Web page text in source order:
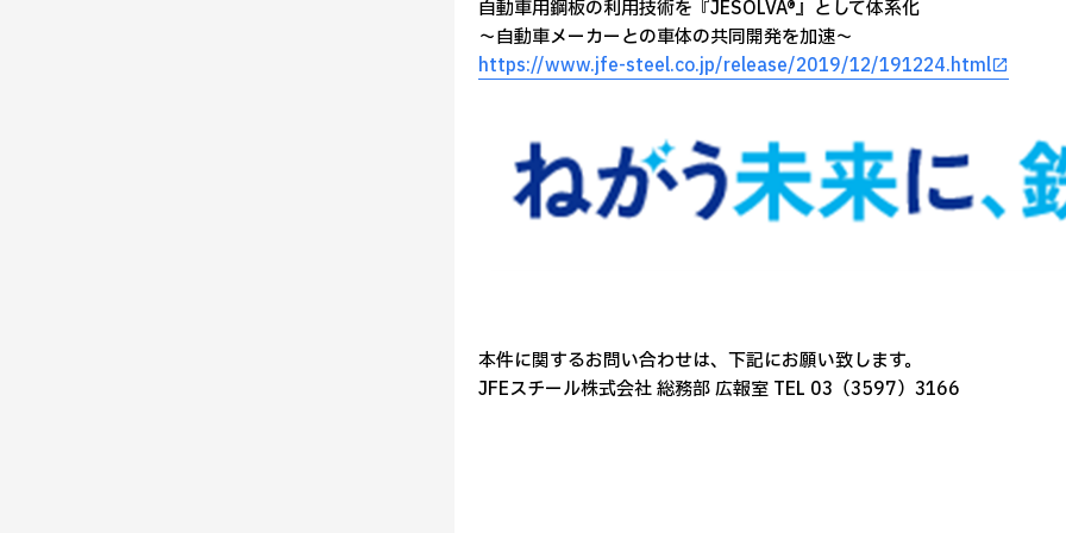
自動車用鋼板の利用技術を『JESOLVA®』として体系化
～自動車メーカーとの車体の共同開発を加速～
https://www.jfe-steel.co.jp/release/2019/12/191224.html
本件に関するお問い合わせは、下記にお願い致します。
JFEスチール株式会社 総務部 広報室 TEL 03（3597）3166